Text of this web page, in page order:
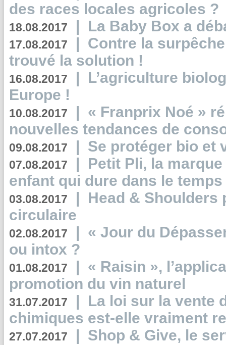
des races locales agricoles ?
18.08.2017 | La Baby Box a
17.08.2017 | Contre la
trouvé la solution !
16.08.2017 | L’agriculture
Europe !
10.08.2017 | « Franprix Noé »
nouvelles tendances de
09.08.2017 | Se protéger bio et
07.08.2017 | Petit Pli, la
enfant qui dure dans le temps
03.08.2017 | Head & Shoulders
circulaire
02.08.2017 | « Jour du
ou intox ?
01.08.2017 | « Raisin »,
promotion du vin naturel
31.07.2017 | La loi sur la vente
chimiques est-elle vraiment
27.07.2017 | Shop & Give, le